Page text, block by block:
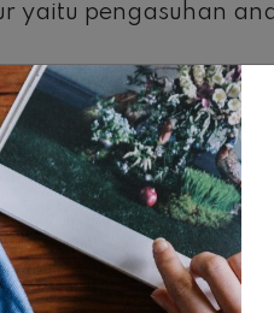
yaitu pengasuhan
Harry
Meghan Markle
yang bermata elang